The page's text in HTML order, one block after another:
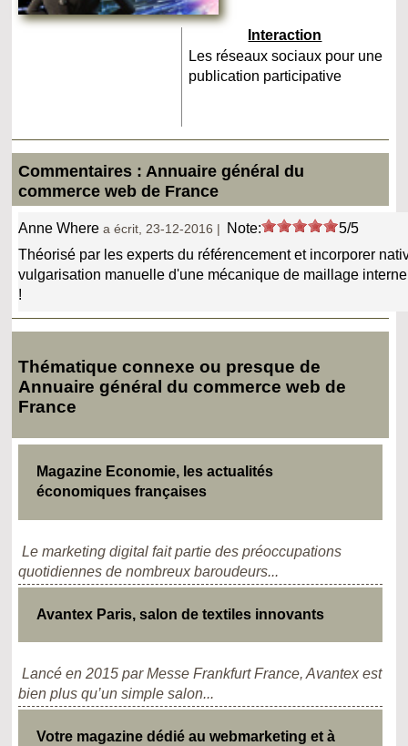
Interaction
Les réseaux sociaux pour une
publication participative
Commentaires : Annuaire général du
commerce web de France
Anne Wherea écrit, 23-12-2016 | Note:
5/5
Théorisé par les experts du référencement et incorporer
vulgarisation manuelle d'une mécanique de maillage
!
Thématique connexe ou presque de
Annuaire général du commerce web de
France
Magazine Economie, les actualités
économiques françaises
Le marketing digital fait partie des préoccupations
quotidiennes de nombreux baroudeurs...
Avantex Paris, salon de textiles innovants
Lancé en 2015 par Messe Frankfurt France, Avantex est
bien plus qu’un simple salon...
Votre magazine dédié au webmarketing et à